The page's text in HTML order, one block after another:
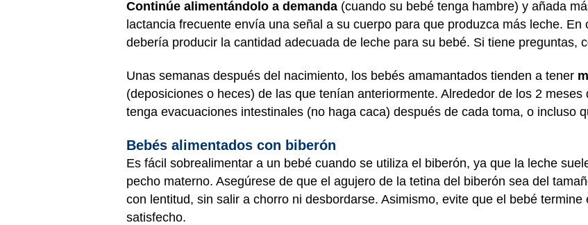
Continúe alimentándolo a demanda (cuando su bebé tenga hambre) y añada
lactancia frecuente envía una señal a su cuerpo para que produzca más leche.
debería producir la cantidad adecuada de leche para su bebé. Si tiene preguntas,
Unas semanas después del nacimiento, los bebés amamantados tienden a tener
(deposiciones o heces) de las que tenían anteriormente. Alrededor de los 2
tenga evacuaciones intestinales (no haga caca) después de cada toma, o incluso
Bebés alimentados con biberón
Es fácil sobrealimentar a un bebé cuando se utiliza el biberón, ya que la leche
pecho materno. Asegúrese de que el agujero de la tetina del biberón sea del
con lentitud, sin salir a chorro ni desbordarse. Asimismo, evite que el bebé
satisfecho.